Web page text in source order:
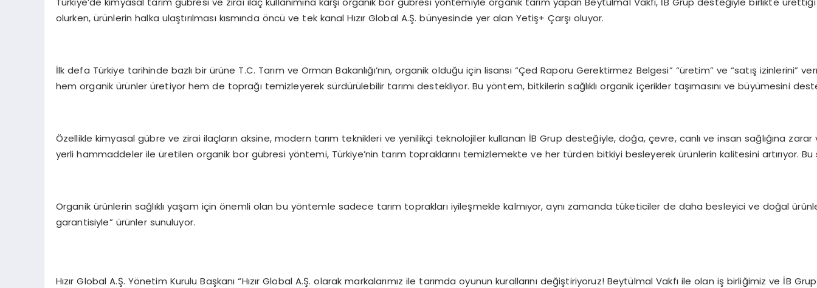
olurken, ürünlerin halka ulaştırılması kısmında öncü ve tek kanal Hızır Global A.Ş. bünyesinde yer alan Yetiş+ Çarşı oluyor.
İlk defa Türkiye tarihinde bazlı bir ürüne T.C. Tarım ve Orman Bakanlığı’nın, organik olduğu için lisansı “Çed Raporu Gerektirmez Belgesi” “üretim” ve “satış
hem organik ürünler üretiyor hem de toprağı temizleyerek sürdürülebilir tarımı destekliyor. Bu yöntem, bitkilerin sağlıklı organik içerikler taşımasını ve büyümesini
Özellikle kimyasal gübre ve zirai ilaçların aksine, modern tarım teknikleri ve yenilikçi teknolojiler kullanan İB Grup desteğiyle, doğa, çevre, canlı ve insan sağlığına
yerli hammaddeler ile üretilen organik bor gübresi yöntemi, Türkiye’nin tarım topraklarını temizlemekte ve her türden bitkiyi besleyerek ürünlerin kalitesini artırıyor. Bu
Organik ürünlerin sağlıklı yaşam için önemli olan bu yöntemle sadece tarım toprakları iyileşmekle kalmıyor, aynı zamanda tüketiciler de daha besleyici ve doğal
garantisiyle” ürünler sunuluyor.
Hızır Global A.Ş. Yönetim Kurulu Başkanı “Hızır Global A.Ş. olarak markalarımız ile tarımda oyunun kurallarını değiştiriyoruz! Beytülmal Vakfı ile olan iş birliğimiz